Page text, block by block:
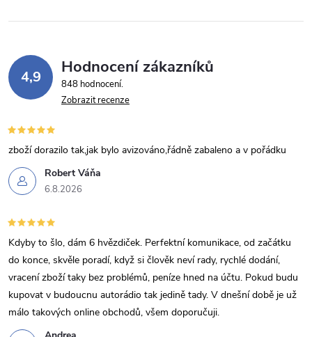
4,9 Hodnocení zákazníků
848 hodnocení
Zobrazit recenze
Robert Váňa
6.8.2026
zboží dorazilo tak,jak bylo avizováno,řádně zabaleno a v pořádku
Kdyby to šlo, dám 6 hvězdiček. Perfektní komunikace, od začátku
do konce, skvěle poradí, když si člověk neví rady, rychlé dodání,
vracení zboží taky bez problémů, peníze hned na účtu. Pokud budu
kupovat v budoucnu autorádio tak jedině tady. V dnešní době je už
málo takových online obchodů, všem doporučuji.